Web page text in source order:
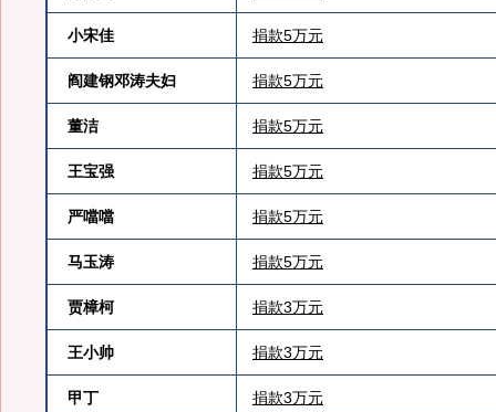
小宋佳 捐款5万元
阎建钢邓涛夫妇 捐款5万元
董洁 捐款5万元
王宝强 捐款5万元
严噹噹 捐款5万元
马玉涛 捐款5万元
贾樟柯 捐款3万元
王小帅 捐款3万元
甲丁 捐款3万元